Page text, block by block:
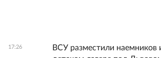
17:26
ВСУ разместили наемников